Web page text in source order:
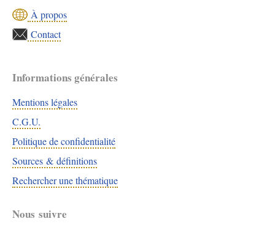
À propos
Contact
Informations générales
Mentions légales
C.G.U.
Politique de confidentialité
Sources & définitions
Rechercher une thématique
Nous suivre